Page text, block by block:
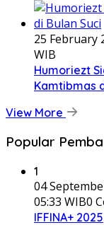
25 February
WIB
Humoriezt
Kamtibmas
View More
Popular
1
04
05:33 WIB0
IFFINA+ 2025